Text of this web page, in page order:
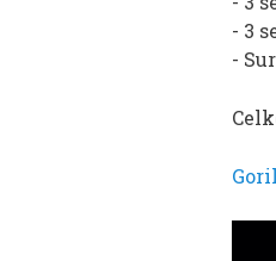
- 3
-